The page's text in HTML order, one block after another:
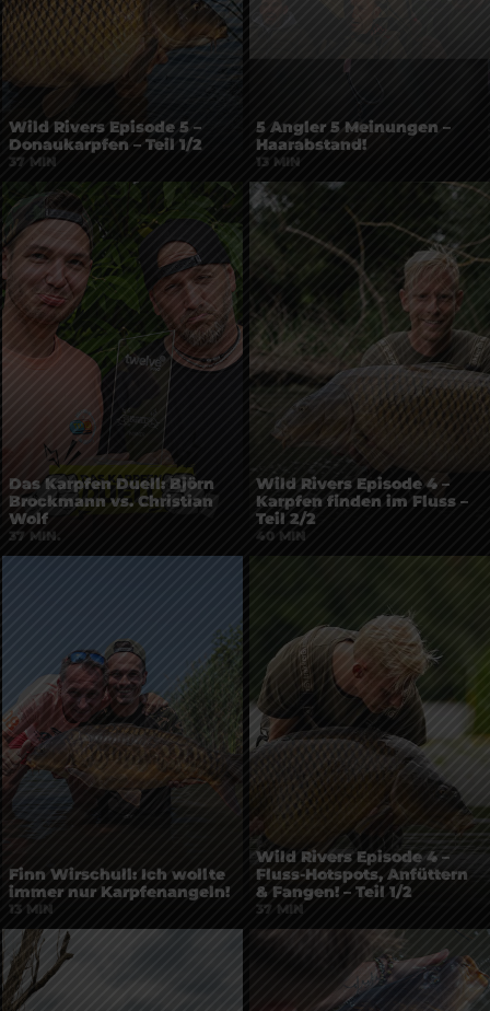
37 MIN
Wild Rivers Episode 5 –
Donaukarpfen – Teil 1/2
13 MIN
5 Angler 5 Meinungen –
Haarabstand!
37 MIN.
Das Karpfen Duell: Björn
Brockmann vs. Christian
Wolf
40 MIN
Wild Rivers Episode 4 –
Karpfen finden im Fluss –
Teil 2/2
13 MIN
Finn Wirschull: Ich wollte
immer nur Karpfenangeln!
37 MIN
Wild Rivers Episode 4 –
Fluss-Hotspots, Anfüttern
& Fangen! – Teil 1/2